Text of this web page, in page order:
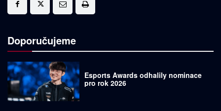
Doporučujeme
Esports Awards odhalily nominace
pro rok 2026